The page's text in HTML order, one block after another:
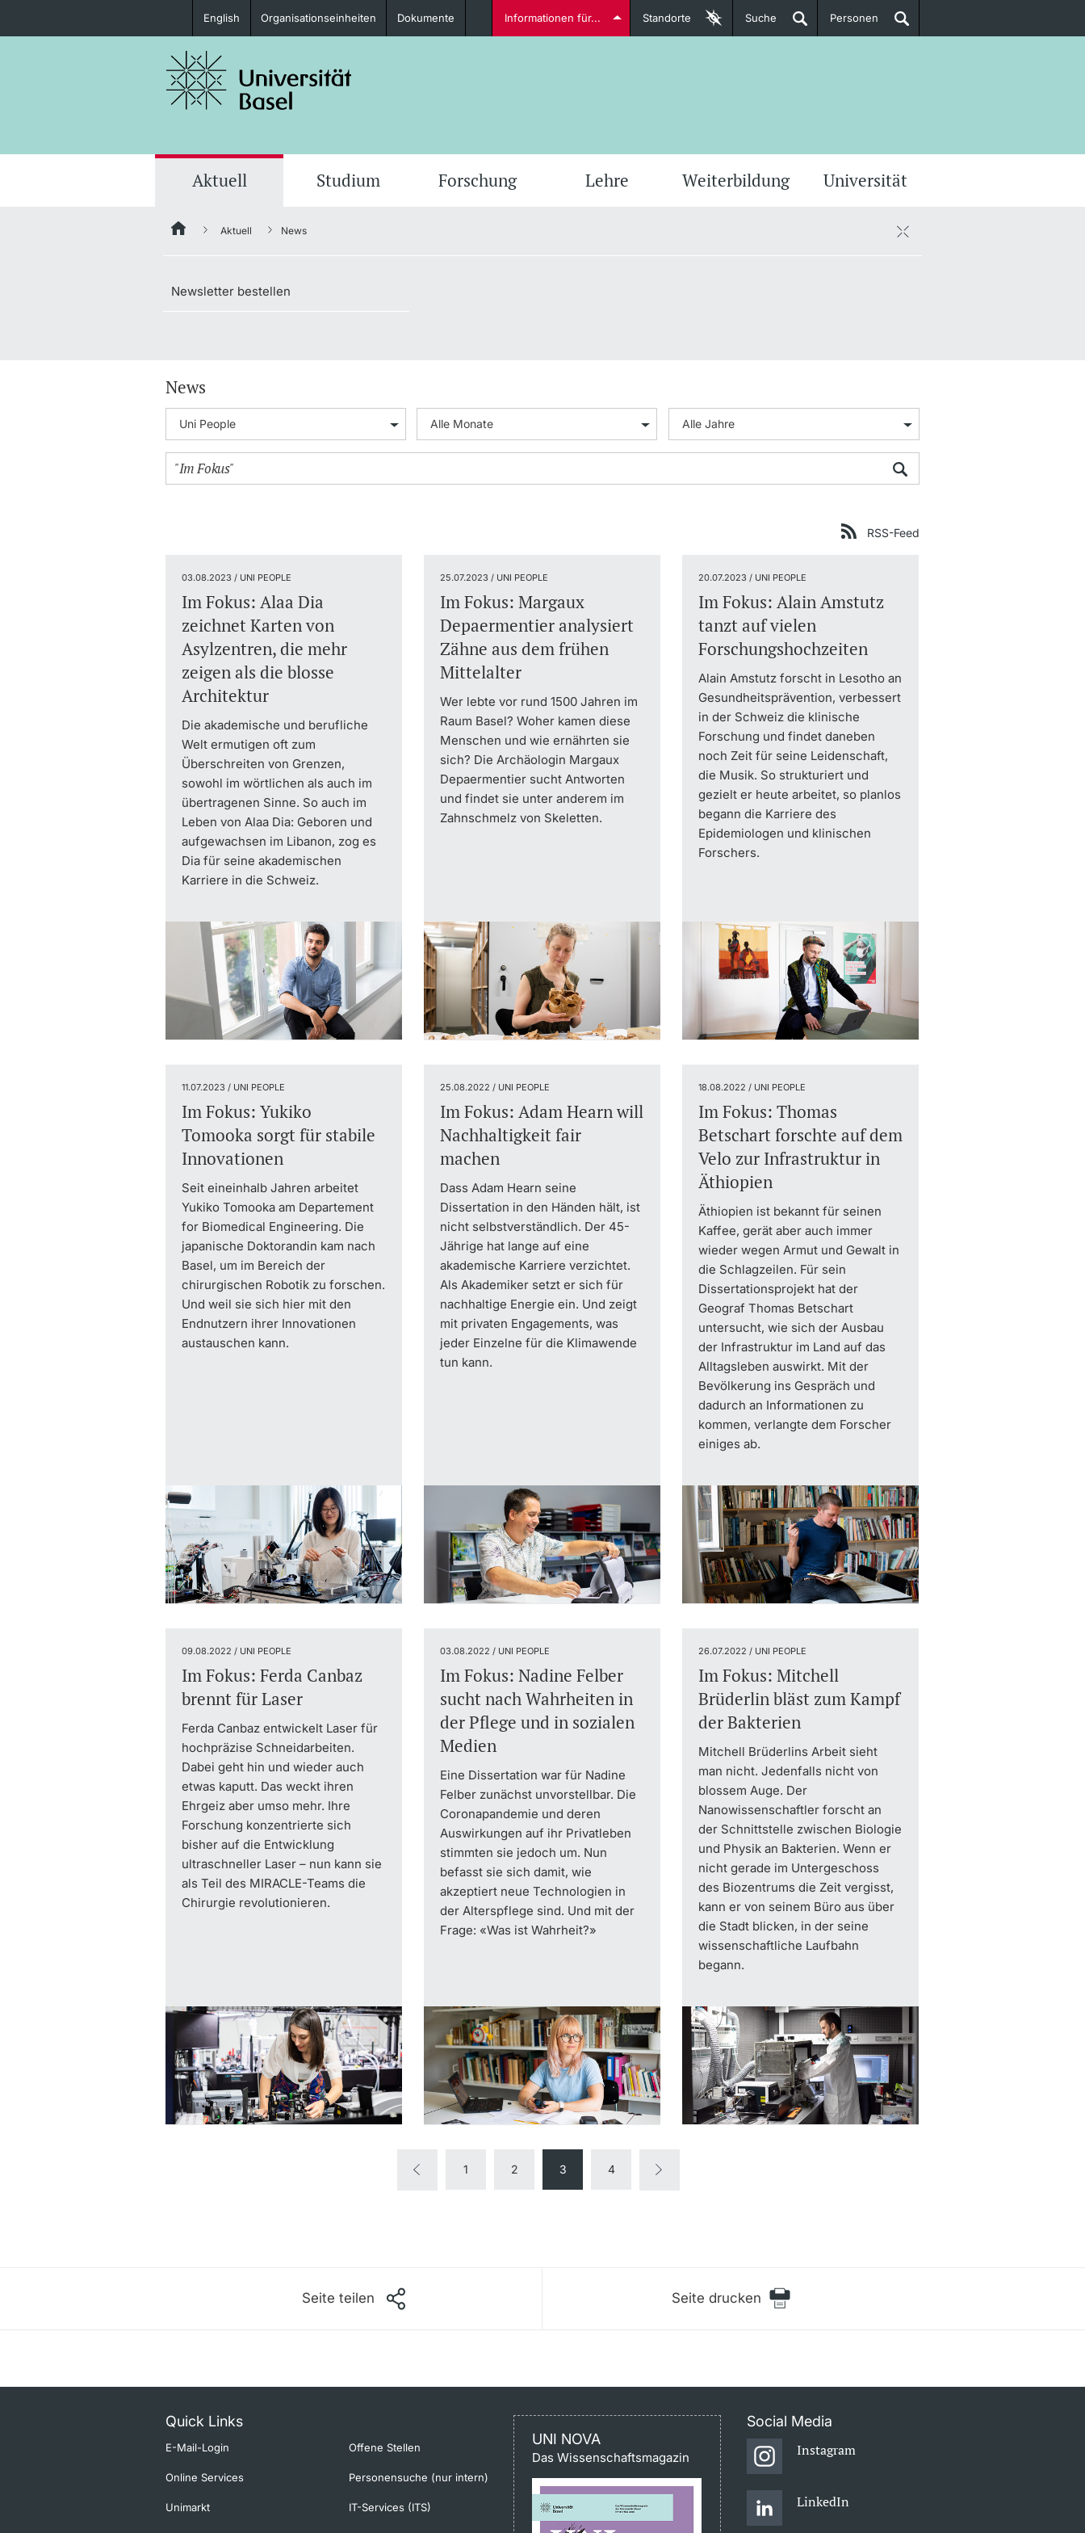
Studieninteressierte
Fördernde & Alumni
English Organisationseinheiten Dokumente Informationen für... Standorte Suche Personen
Aktuell Studium Forschung Lehre Weiterbildung Universität
Newsletter bestellen
Aktuell News
News
RSS-Feed
03.08.2023 / UNI PEOPLE
Im Fokus: Alaa Dia
zeichnet Karten von
Asylzentren, die mehr
zeigen als die blosse
Architektur
Die akademische und berufliche
Welt ermutigen oft zum
Überschreiten von Grenzen,
sowohl im wörtlichen als auch im
übertragenen Sinne. So auch im
Leben von Alaa Dia: Geboren und
aufgewachsen im Libanon, zog es
Dia für seine akademischen
Karriere in die Schweiz.
25.07.2023 / UNI PEOPLE
Im Fokus: Margaux
Depaermentier analysiert
Zähne aus dem frühen
Mittelalter
Wer lebte vor rund 1500 Jahren im
Raum Basel? Woher kamen diese
Menschen und wie ernährten sie
sich? Die Archäologin Margaux
Depaermentier sucht Antworten
und findet sie unter anderem im
Zahnschmelz von Skeletten.
20.07.2023 / UNI PEOPLE
Im Fokus: Alain Amstutz
tanzt auf vielen
Forschungshochzeiten
Alain Amstutz forscht in Lesotho an
Gesundheitsprävention, verbessert
in der Schweiz die klinische
Forschung und findet daneben
noch Zeit für seine Leidenschaft,
die Musik. So strukturiert und
gezielt er heute arbeitet, so planlos
begann die Karriere des
Epidemiologen und klinischen
Forschers.
11.07.2023 / UNI PEOPLE
Im Fokus: Yukiko
Tomooka sorgt für stabile
Innovationen
Seit eineinhalb Jahren arbeitet
Yukiko Tomooka am Departement
for Biomedical Engineering. Die
japanische Doktorandin kam nach
Basel, um im Bereich der
chirurgischen Robotik zu forschen.
Und weil sie sich hier mit den
Endnutzern ihrer Innovationen
austauschen kann.
25.08.2022 / UNI PEOPLE
Im Fokus: Adam Hearn will
Nachhaltigkeit fair
machen
Dass Adam Hearn seine
Dissertation in den Händen hält, ist
nicht selbstverständlich. Der 45-
Jährige hat lange auf eine
akademische Karriere verzichtet.
Als Akademiker setzt er sich für
nachhaltige Energie ein. Und zeigt
mit privaten Engagements, was
jeder Einzelne für die Klimawende
tun kann.
18.08.2022 / UNI PEOPLE
Im Fokus: Thomas
Betschart forschte auf dem
Velo zur Infrastruktur in
Äthiopien
Äthiopien ist bekannt für seinen
Kaffee, gerät aber auch immer
wieder wegen Armut und Gewalt in
die Schlagzeilen. Für sein
Dissertationsprojekt hat der
Geograf Thomas Betschart
untersucht, wie sich der Ausbau
der Infrastruktur im Land auf das
Alltagsleben auswirkt. Mit der
Bevölkerung ins Gespräch und
dadurch an Informationen zu
kommen, verlangte dem Forscher
einiges ab.
09.08.2022 / UNI PEOPLE
Im Fokus: Ferda Canbaz
brennt für Laser
Ferda Canbaz entwickelt Laser für
hochpräzise Schneidarbeiten.
Dabei geht hin und wieder auch
etwas kaputt. Das weckt ihren
Ehrgeiz aber umso mehr. Ihre
Forschung konzentrierte sich
bisher auf die Entwicklung
ultraschneller Laser – nun kann sie
als Teil des MIRACLE-Teams die
Chirurgie revolutionieren.
03.08.2022 / UNI PEOPLE
Im Fokus: Nadine Felber
sucht nach Wahrheiten in
der Pflege und in sozialen
Medien
Eine Dissertation war für Nadine
Felber zunächst unvorstellbar. Die
Coronapandemie und deren
Auswirkungen auf ihr Privatleben
stimmten sie jedoch um. Nun
befasst sie sich damit, wie
akzeptiert neue Technologien in
der Alterspflege sind. Und mit der
Frage: «Was ist Wahrheit?»
26.07.2022 / UNI PEOPLE
Im Fokus: Mitchell
Brüderlin bläst zum Kampf
der Bakterien
Mitchell Brüderlins Arbeit sieht
man nicht. Jedenfalls nicht von
blossem Auge. Der
Nanowissenschaftler forscht an
der Schnittstelle zwischen Biologie
und Physik an Bakterien. Wenn er
nicht gerade im Untergeschoss
des Biozentrums die Zeit vergisst,
kann er von seinem Büro aus über
die Stadt blicken, in der seine
wissenschaftliche Laufbahn
begann.
1 2 3 4
Seite teilen Seite drucken
Quick Links
E-Mail-Login Offene Stellen
Online Services Personensuche (nur intern)
Unimarkt IT-Services (ITS)
UNI NOVA
Das Wissenschaftsmagazin
Social Media
Instagram
LinkedIn